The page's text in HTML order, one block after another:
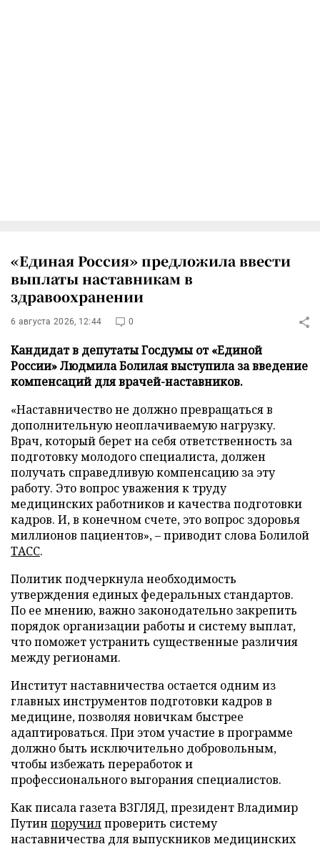
«Единая Россия» предложила ввести
выплаты наставникам в
здравоохранении
6 августа 2026, 12:44 0
Кандидат в депутаты Госдумы от «Единой
России» Людмила Болилая выступила за введение
компенсаций для врачей-наставников.
«Наставничество не должно превращаться в
дополнительную неоплачиваемую нагрузку.
Врач, который берет на себя ответственность за
подготовку молодого специалиста, должен
получать справедливую компенсацию за эту
работу. Это вопрос уважения к труду
медицинских работников и качества подготовки
кадров. И, в конечном счете, это вопрос здоровья
миллионов пациентов», – приводит слова Болилой
ТАСС.
Политик подчеркнула необходимость
утверждения единых федеральных стандартов.
По ее мнению, важно законодательно закрепить
порядок организации работы и систему выплат,
что поможет устранить существенные различия
между регионами.
Институт наставничества остается одним из
главных инструментов подготовки кадров в
медицине, позволяя новичкам быстрее
адаптироваться. При этом участие в программе
должно быть исключительно добровольным,
чтобы избежать переработок и
профессионального выгорания специалистов.
Как писала газета ВЗГЛЯД, президент Владимир
Путин поручилпроверить систему
наставничества для выпускников медицинских